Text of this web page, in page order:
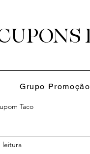
Grupo Promoção
Taco
leitura